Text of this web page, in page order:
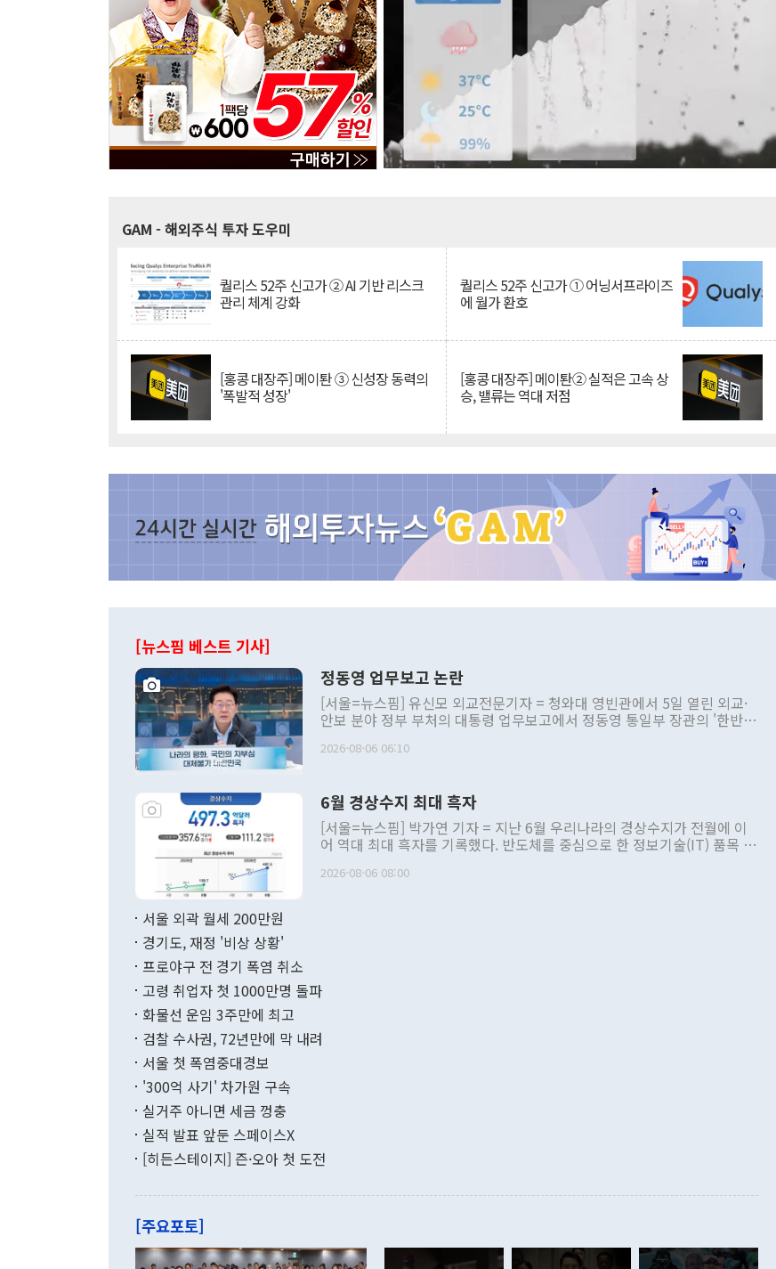
GAM - 해외주식 투자 도우미
퀄리스 52주 신고가 ② AI 기반 리스크
관리 체계 강화
퀄리스 52주 신고가 ① 어닝서프라이즈
에 월가 환호
[홍콩 대장주] 메이퇀 ③ 신성장 동력의
'폭발적 성장'
[홍콩 대장주] 메이퇀② 실적은 고속 상
승, 밸류는 역대 저점
[뉴스핌 베스트 기사]
정동영 업무보고 논란
[서울=뉴스핌] 유신모 외교전문기자 = 청와대 영빈관에서 5일 열린 외교·
안보 분야 정부 부처의 대통령 업무보고에서 정동영 통일부 장관의 '한반도
발언 중에는 정부 내 조율을 거치지 않은 사안을 정책으로 추진하겠다고 공
주의적 희망에 근거한 비현실적 구상'이라는 비판을 내놨다. 그동안 정 장
관의 대북 정책 관련 발언이 물의를 빚은 적은 여러 번 있지만 대통령과 유
관 부처 장관이 공개적으로 부정적 입장을 표명한 것은 이례적이다. 정 장
관의 무리한 대북 접근법과 월권을 제어해야 한다는 목소리도 높아지고 있
다. [정동영 통일부 장관이 지난달 23일 오후 서울 종로구 정부서울청사에
무너졌다고도 했다. 또 "현 시점에서 흘러간 선(先)비핵화만 되뇌는 것은
함께 4자 대화의 동력을 확보하기 위해 최선을 다할 것"이라고 말했다. 하
"우리의 선의대로 하는 게 과연 한반도의 평화와 안정에 플러스냐, 결론적
관은 업무보고 사후 브리핑에서 정 장관이 언급한 '4자 회담'에 대해 "이상
이 9월 러시아 블라디보스토크에서 열리는 '동방경제포럼(EEF)'을 언급하
며 "정부 차원에서 (참석을) 검토하고 있다"고 발언한 데 대해서도 조 장관
2026-08-06 06:10
6월 경상수지 최대 흑자
[서울=뉴스핌] 박가연 기자 = 지난 6월 우리나라의 경상수지가 전월에 이
어 역대 최대 흑자를 기록했다. 반도체를 중심으로 한 정보기술(IT) 품목 수
료=한국은행] 한국은행이 6일 발표한 '2026년 6월 국제수지(잠정)'에 따르
며 월간 기준 처음으로 1000억달러를 넘어섰다. 상품수입은 644억8000만
196.9% 급증했고 컴퓨터·주변기기(SSD)는 282.7% 증가했다. IT 품목
수출은 160.4% 늘었으며 비IT 품목도 ▲석유제품(47.5%) ▲화공품
기록했지만 지식재산권사용료수지는 전월 흑자에서 4억4000만달러 적자
로 전환됐다. 본원소득수지는 배당소득을 중심으로 32억7000만달러 흑자
는 배당수입이 늘어난 데다 전월 분기배당에 따른 기저효과로 배당지급이
였던 올해 3월(369억9000만달러)을 넘어선 것이다. 직접투자에서는 내국
2026-08-06 08:00
서울 외곽 월세 200만원
경기도, 재정 '비상 상황'
프로야구 전 경기 폭염 취소
고령 취업자 첫 1000만명 돌파
화물선 운임 3주만에 최고
검찰 수사권, 72년만에 막 내려
서울 첫 폭염중대경보
'300억 사기' 차가원 구속
실거주 아니면 세금 껑충
실적 발표 앞둔 스페이스X
[히든스테이지] 즌·오아 첫 도전
[주요포토]